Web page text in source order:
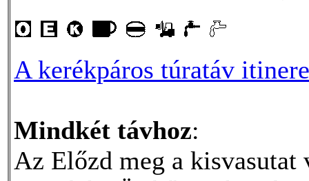
A kerékpáros túratáv
Mindkét távhoz:
Az Előzd meg a kisvasutat